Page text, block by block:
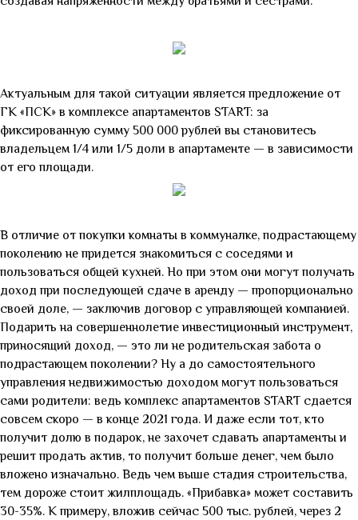
Актуальным для такой ситуации является предложение от
ГК «ПСК» в комплексе апартаментов START: за
фиксированную сумму 500 000 рублей вы становитесь
владельцем 1/4 или 1/5 доли в апартаменте — в зависимости
от его площади.
В отличие от покупки комнаты в коммуналке, подрастающему
поколению не придется знакомиться с соседями и
пользоваться общей кухней. Но при этом они могут получать
доход при последующей сдаче в аренду — пропорционально
своей доле, — заключив договор с управляющей компанией.
Подарить на совершеннолетие инвестиционный инструмент,
приносящий доход, — это ли не родительская забота о
подрастающем поколении? Ну а до самостоятельного
управления недвижимостью доходом могут пользоваться
сами родители: ведь комплекс апартаментов START сдается
совсем скоро — в конце 2021 года. И даже если тот, кто
получит долю в подарок, не захочет сдавать апартаменты и
решит продать актив, то получит больше денег, чем было
вложено изначально. Ведь чем выше стадия строительства,
тем дороже стоит жилплощадь. «Прибавка» может составить
30-35%. К примеру, вложив сейчас 500 тыс. рублей, через 2